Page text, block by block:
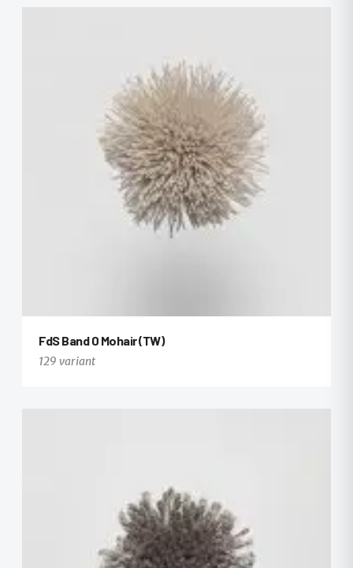
FdS Band 0 Mohair (TW)
129 variant
+117